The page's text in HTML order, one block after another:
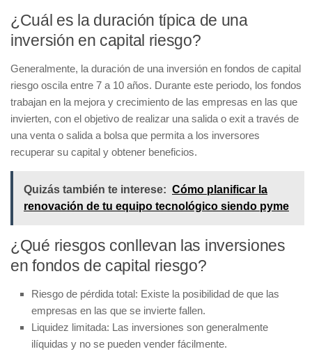
¿Cuál es la duración típica de una
inversión en capital riesgo?
Generalmente, la duración de una inversión en fondos de capital
riesgo oscila entre 7 a 10 años. Durante este periodo, los fondos
trabajan en la mejora y crecimiento de las empresas en las que
invierten, con el objetivo de realizar una salida o exit a través de
una venta o salida a bolsa que permita a los inversores
recuperar su capital y obtener beneficios.
Quizás también te interese: Cómo planificar la
renovación de tu equipo tecnológico siendo pyme
¿Qué riesgos conllevan las inversiones
en fondos de capital riesgo?
Riesgo de pérdida total: Existe la posibilidad de que las
empresas en las que se invierte fallen.
Liquidez limitada: Las inversiones son generalmente
ilíquidas y no se pueden vender fácilmente.